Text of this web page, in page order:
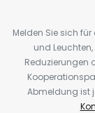
Melden Sie sich
und
Reduzierungen
Abmeldung ist